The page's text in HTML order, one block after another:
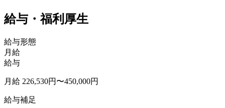
給与・福利厚生
給与形態
月給
給与
月給 226,530円〜450,000円
給与補足